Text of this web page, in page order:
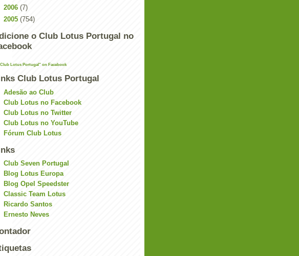
2006 (7)
2005 (754)
o Club Lotus Portugal no
Lotus Portugal" on Facebook
Club Lotus Portugal
Adesão ao Club
Club Lotus no Facebook
Club Lotus no Twitter
Club Lotus no YouTube
Fórum Club Lotus
Club Seven Portugal
Blog Lotus Europa
Blog Opel Speedster
Classic Team Lotus
Ricardo Santos
Ernesto Neves